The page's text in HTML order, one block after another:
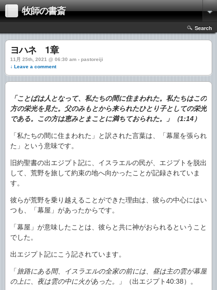
牧師の書斎
Search
ヨハネ 1章
11月 25th, 2021 @ 06:30 am › pastoreiji
↓ Leave a comment
「ことばは人となって、私たちの間に住まわれた。私たちはこの
方の栄光を見た。父のみもとから来られたひとり子としての栄光
である。この方は恵みとまことに満ちておられた。」（1:14）
「私たちの間に住まわれた」と訳された言葉は、「幕屋を張られ
た」という意味です。
旧約聖書の出エジプト記に、イスラエルの民が、エジプトを脱出
して、荒野を旅して約束の地へ向かったことが記録されていま
す。
彼らが荒野を乗り越えることができた理由は、彼らの中心にはい
つも、「幕屋」があったからです。
「幕屋」が意味したことは、彼らと共に神がおられるということ
でした。
出エジプト記にこう記されています。
「 旅路にある間、イスラエルの全家の前には、昼は主の雲が幕屋
の上に、夜は雲の中に火があった。
」（出エジプト40:38）。